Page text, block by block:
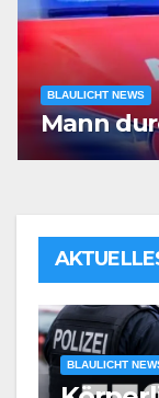
BLAULICHT NEWS
Mann
BLAULICHT